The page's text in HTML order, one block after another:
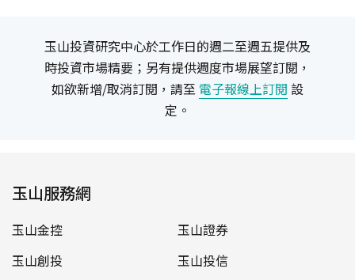
玉山投資研究中心於工作日的週二至週五提供及
時投資市場精要；另有提供週度市場展望訂閱，
如欲新增/取消訂閱，請至 電子報線上訂閱 設
定。
玉山服務網
玉山金控
玉山證券
玉山創投
玉山投信